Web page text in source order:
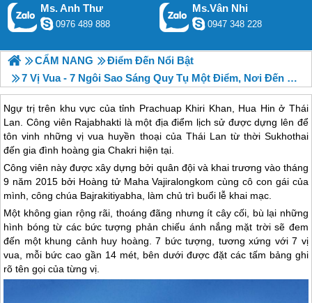
Ms. Anh Thư
0976 489 888
Ms.Vân Nhi
0947 348 228
CẨM NANG
Điểm Đến Nổi Bật
7 Vị Vua - 7 Ngôi Sao Sáng Quy Tụ Một Điểm, Nơi Đến Không Thể Thiếu Ở Thái Lan
Ngự trị trên khu vực của tỉnh Prachuap Khiri Khan, Hua Hin ở Thái
Lan. Công viên Rajabhakti là một địa điểm lịch sử được dựng lên để
tôn vinh những vị vua huyền thoại của Thái Lan từ thời Sukhothai
đến gia đình hoàng gia Chakri hiện tại.
Công viên này được xây dựng bởi quân đội và khai trương vào tháng
9 năm 2015 bởi Hoàng tử Maha Vajiralongkom cùng cô con gái của
mình, công chúa Bajrakitiyabha, làm chủ trì buổi lễ khai mạc.
Một không gian rộng rãi, thoáng đãng nhưng ít cây cối, bù lại những
hình bóng từ các bức tượng phản chiếu ánh nắng mặt trời sẽ đem
đến một khung cảnh huy hoàng. 7 bức tượng, tương xứng với 7 vị
vua, mỗi bức cao gần 14 mét, bên dưới được đặt các tấm bảng ghi
rõ tên gọi của từng vị.